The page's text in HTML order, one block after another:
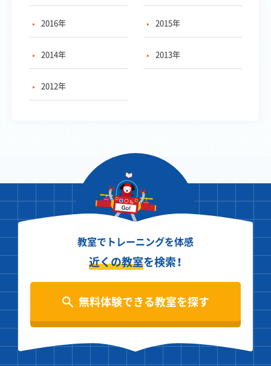
2016年 2015年
2014年 2013年
2012年
教室でトレーニングを体感
近くの教室を検索！
無料体験できる教室を探す